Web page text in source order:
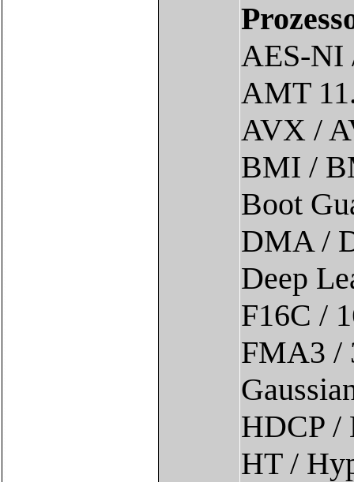
AES-NI
AMT
AVX /
BMI /
Boot
DMA /
Deep
F16C /
FMA3 /
HDCP /
HT /